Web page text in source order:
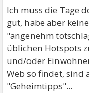
Ich muss die Tage
gut, habe aber
"angenehm
üblichen Hotspots
und/oder
Web so findet, sind
"Geheimtipps"...